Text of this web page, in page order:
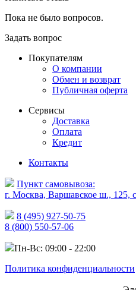
Пока не было вопросов.
Задать вопрос
Покупателям
О компании
Обмен и возврат
Публичная оферта
Сервисы
Доставка
Оплата
Кредит
Контакты
Пункт самовывоза:
г. Москва, Варшавское ш., 125,
8 (495) 927-50-75
8 (800) 550-57-06
Пн-Вс: 09:00 - 22:00
Политика конфиденциальности